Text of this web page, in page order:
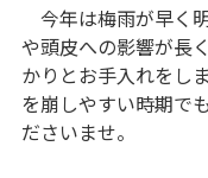
今年は梅雨が早く
や頭皮への影響が長
かりとお手入れをし
を崩しやすい時期で
ださいませ。